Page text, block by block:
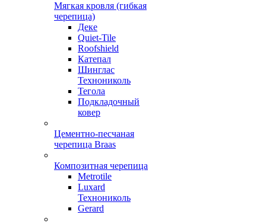
Мягкая кровля (гибкая
черепица)
Деке
Quiet-Tile
Roofshield
Катепал
Шинглас
Технониколь
Тегола
Подкладочный
ковер
Цементно-песчаная
черепица Braas
Композитная черепица
Metrotile
Luxard
Технониколь
Gerard